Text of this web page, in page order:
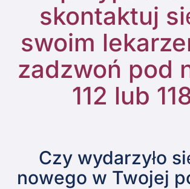
skontaktuj
swoim
zadzwoń pod
112 lub
Czy wydarzyło
nowego w Twojej